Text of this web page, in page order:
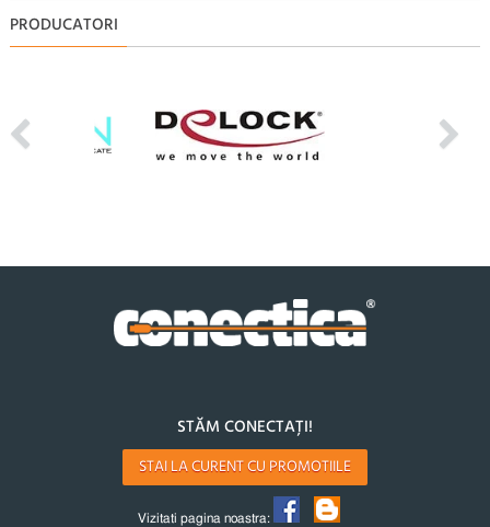
PRODUCATORI
STĂM CONECTAȚI!
STAI LA CURENT CU PROMOTIILE
Vizitati pagina noastra: